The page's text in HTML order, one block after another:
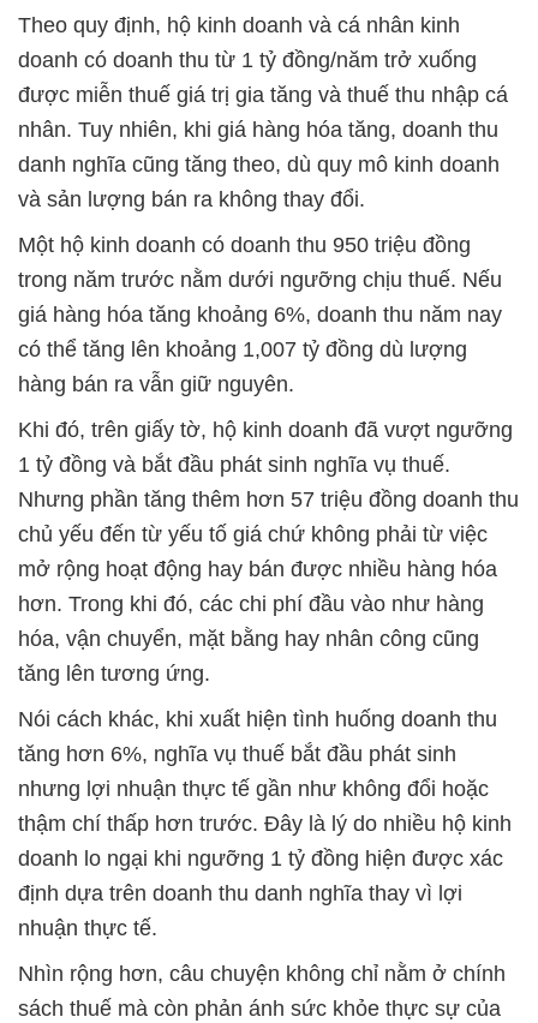
Theo quy định, hộ kinh doanh và cá nhân kinh
doanh có doanh thu từ 1 tỷ đồng/năm trở xuống
được miễn thuế giá trị gia tăng và thuế thu nhập cá
nhân. Tuy nhiên, khi giá hàng hóa tăng, doanh thu
danh nghĩa cũng tăng theo, dù quy mô kinh doanh
và sản lượng bán ra không thay đổi.
Một hộ kinh doanh có doanh thu 950 triệu đồng
trong năm trước nằm dưới ngưỡng chịu thuế. Nếu
giá hàng hóa tăng khoảng 6%, doanh thu năm nay
có thể tăng lên khoảng 1,007 tỷ đồng dù lượng
hàng bán ra vẫn giữ nguyên.
Khi đó, trên giấy tờ, hộ kinh doanh đã vượt ngưỡng
1 tỷ đồng và bắt đầu phát sinh nghĩa vụ thuế.
Nhưng phần tăng thêm hơn 57 triệu đồng doanh thu
chủ yếu đến từ yếu tố giá chứ không phải từ việc
mở rộng hoạt động hay bán được nhiều hàng hóa
hơn. Trong khi đó, các chi phí đầu vào như hàng
hóa, vận chuyển, mặt bằng hay nhân công cũng
tăng lên tương ứng.
Nói cách khác, khi xuất hiện tình huống doanh thu
tăng hơn 6%, nghĩa vụ thuế bắt đầu phát sinh
nhưng lợi nhuận thực tế gần như không đổi hoặc
thậm chí thấp hơn trước. Đây là lý do nhiều hộ kinh
doanh lo ngại khi ngưỡng 1 tỷ đồng hiện được xác
định dựa trên doanh thu danh nghĩa thay vì lợi
nhuận thực tế.
Nhìn rộng hơn, câu chuyện không chỉ nằm ở chính
sách thuế mà còn phản ánh sức khỏe thực sự của